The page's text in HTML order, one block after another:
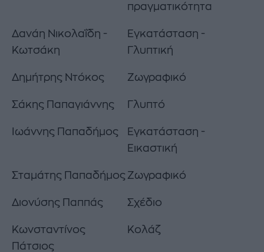
πραγματικότητα
Δανάη Νικολαΐδη -
Κωτσάκη
Εγκατάσταση -
Γλυπτική
Δημήτρης Ντόκος Ζωγραφικό
Σάκης Παπαγιάννης Γλυπτό
Ιωάννης Παπαδήμος
Εγκατάσταση -
Εικαστική
Σταμάτης Παπαδήμος Ζωγραφικό
Διονύσης Παππάς Σχέδιο
Κωνσταντίνος
Πάτσιος
Κολάζ